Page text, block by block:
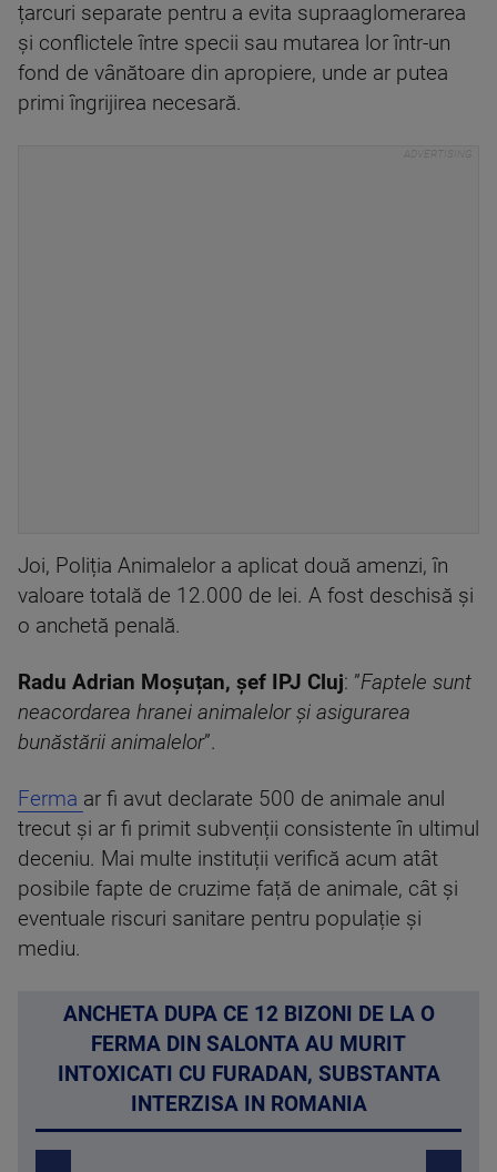
țarcuri separate pentru a evita supraaglomerarea
și conflictele între specii sau mutarea lor într-un
fond de vânătoare din apropiere, unde ar putea
primi îngrijirea necesară.
Joi, Poliția Animalelor a aplicat două amenzi, în
valoare totală de 12.000 de lei. A fost deschisă și
o anchetă penală.
Radu Adrian Moșuțan, șef IPJ Cluj: ”Faptele sunt
neacordarea hranei animalelor și asigurarea
bunăstării animalelor”.
Ferma ar fi avut declarate 500 de animale anul
trecut și ar fi primit subvenții consistente în ultimul
deceniu. Mai multe instituții verifică acum atât
posibile fapte de cruzime față de animale, cât și
eventuale riscuri sanitare pentru populație și
mediu.
ANCHETA DUPA CE 12 BIZONI DE LA O
FERMA DIN SALONTA AU MURIT
INTOXICATI CU FURADAN, SUBSTANTA
INTERZISA IN ROMANIA